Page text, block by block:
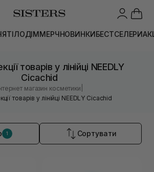
ТІЛОДІММЕРЧНОВИНКИБЕСТСЕЛЕРИ
товарів у лінійці NEEDLY
Cicachid
магазин косметики
товарів у лінійці NEEDLY Cicachid
1 Сортувати